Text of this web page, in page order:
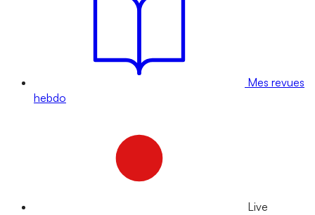
Mes revues
hebdo
Live